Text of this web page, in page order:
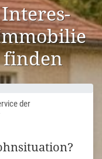
Inter­es­
finden
der